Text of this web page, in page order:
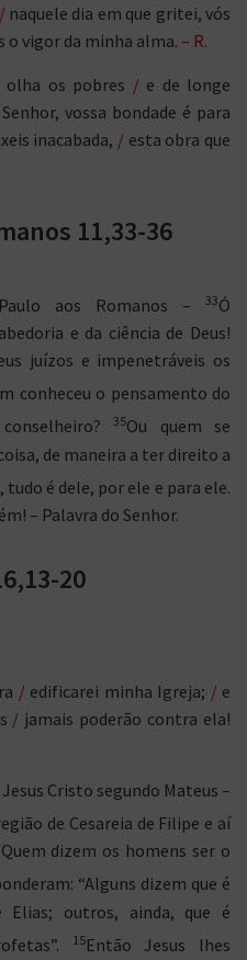
/ naquele dia em que gritei, vós
o vigor da minha alma. – R.
olha os pobres / e de longe
vossa bondade é para
inacabada, / esta obra que
11,33-36
aos Romanos – 33Ó
e da ciência de Deus!
juízos e impenetráveis os
conheceu o pensamento do
35Ou quem se
de maneira a ter direito a
tudo é dele, por ele e para ele.
– Palavra do Senhor.
20
/ edificarei minha Igreja; / e
/ jamais poderão contra ela!
Cristo segundo Mateus –
de Cesareia de Filipe e aí
dizem os homens ser o
“Alguns dizem que é
outros, ainda, que é
15Então Jesus lhes